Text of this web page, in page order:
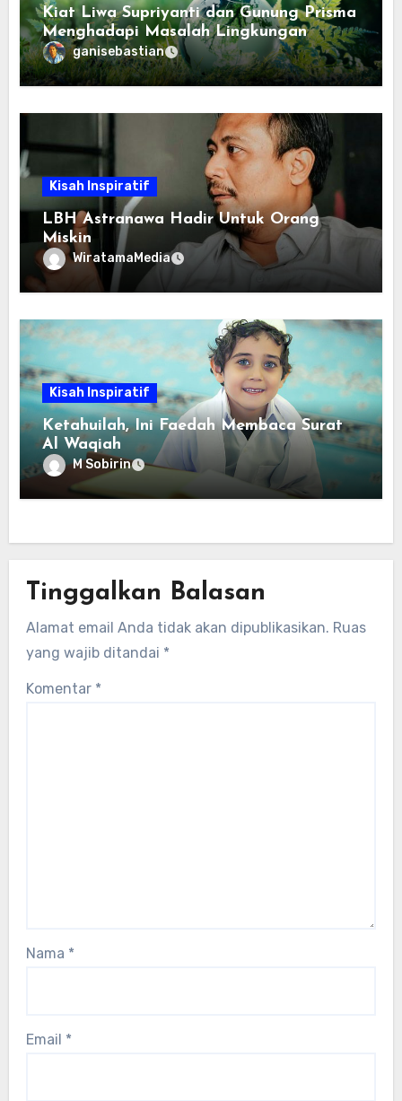
Kiat Liwa Supriyanti dan Gunung Prisma
Menghadapi Masalah Lingkungan
ganisebastian
Kisah Inspiratif
LBH Astranawa Hadir Untuk Orang
Miskin
WiratamaMedia
Kisah Inspiratif
Ketahuilah, Ini Faedah Membaca Surat
Al Waqiah
M Sobirin
Tinggalkan Balasan
Alamat email Anda tidak akan dipublikasikan. Ruas
yang wajib ditandai *
Komentar *
Nama *
Email *